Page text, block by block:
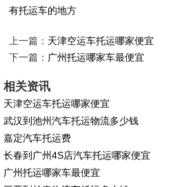
有托运车的地方
上一篇： 天津空运车托运哪家便宜
下一篇： 广州托运哪家车最便宜
相关资讯
天津空运车托运哪家便宜
武汉到池州汽车托运物流多少钱
嘉定汽车托运费
长春到广州4S店汽车托运哪家便宜
广州托运哪家车最便宜